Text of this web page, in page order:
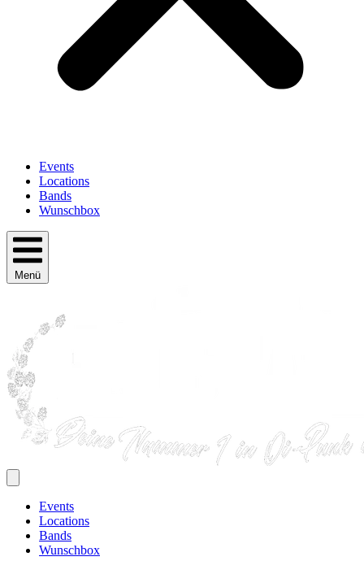
Events
Locations
Bands
Wunschbox
Menü
Events
Locations
Bands
Wunschbox